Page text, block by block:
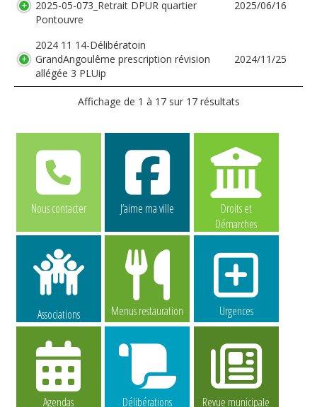
2025-05-073_Retrait DPUR quartier
Pontouvre
2025/06/16
2024 11 14-Délibératoin
GrandAngoulême prescription révision
allégée 3 PLUip
2024/11/25
Affichage de 1 à 17 sur 17 résultats
Nous contacter J’aime ma ville
Droits et
Démarches
Associations Menus restauration Urgences
Agendas Délibérations Revue municipale